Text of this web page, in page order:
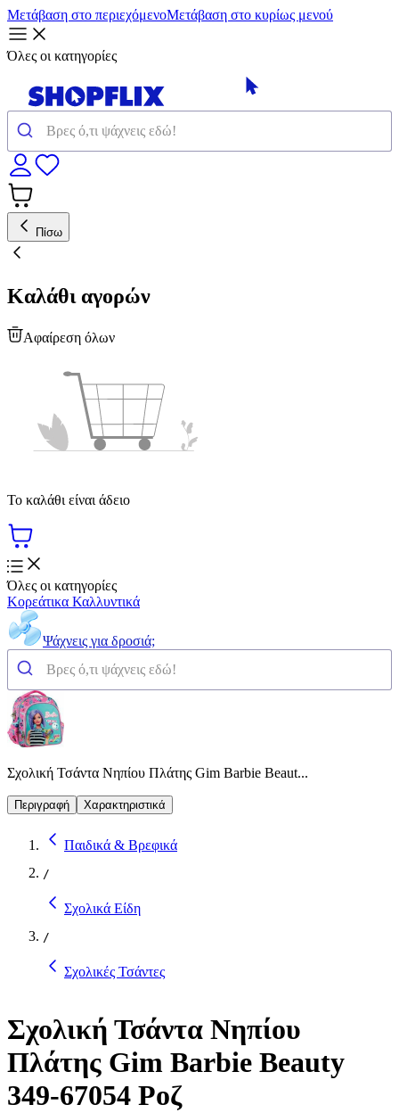
Μετάβαση στο περιεχόμενοΜετάβαση στο κυρίως μενού
Όλες οι κατηγορίες
Πίσω
Καλάθι αγορών
Αφαίρεση όλων
Το καλάθι είναι άδειο
Όλες οι κατηγορίες
Κορεάτικα Καλλυντικά
Ψάχνεις για δροσιά;
Σχολική Τσάντα Νηπίου Πλάτης Gim Barbie Beaut...
Περιγραφή Χαρακτηριστικά
Παιδικά & Βρεφικά
/
Σχολικά Είδη
/
Σχολικές Τσάντες
Σχολική Τσάντα Νηπίου
Πλάτης Gim Barbie Beauty
349-67054 Ροζ